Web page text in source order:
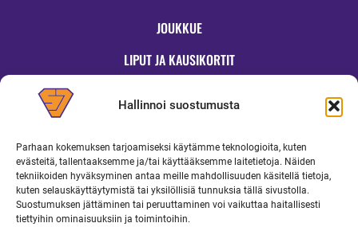
Hallinnoi suostumusta
Parhaan kokemuksen tarjoamiseksi käytämme teknologioita, kuten
evästeitä, tallentaaksemme ja/tai käyttääksemme laitetietoja. Näiden
tekniikoiden hyväksyminen antaa meille mahdollisuuden käsitellä tietoja,
kuten selauskäyttäytymistä tai yksilöllisiä tunnuksia tällä sivustolla.
Suostumuksen jättäminen tai peruuttaminen voi vaikuttaa haitallisesti
tiettyihin ominaisuuksiin ja toimintoihin.
JOUKKUE
LIPUT JA KAUSIKORTIT
OTTELUINFO
UUTISET
YRITYKSILLE